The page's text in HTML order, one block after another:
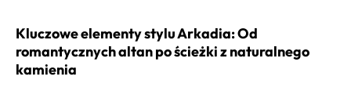
Kluczowe elementy stylu Arkadia: Od
romantycznych altan po ścieżki z naturalnego
kamienia